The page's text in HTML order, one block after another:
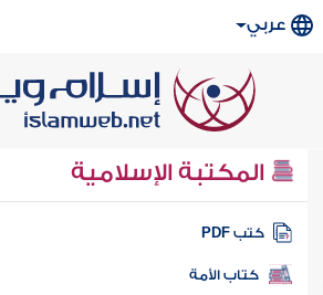
عربي
المكتبة الإسلامية
كتب PDF